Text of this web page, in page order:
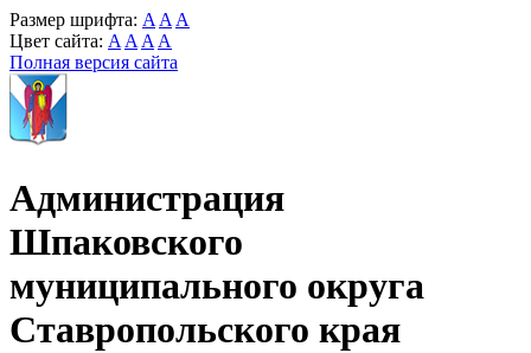
Размер шрифта: A A A
Цвет сайта: A A A A
Полная версия сайта
Администрация
Шпаковского
муниципального округа
Ставропольского края